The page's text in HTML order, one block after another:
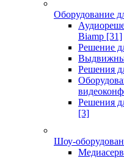
Оборудование
Biamp [31]
Решение
Решения
Решения
[3]
Шоу-